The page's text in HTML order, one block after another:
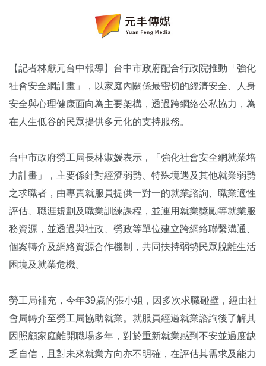
【記者林獻元台中報導】台中市政府配合行政院推動「強化
社會安全網計畫」，以家庭內關係最密切的經濟安全、人身
安全與心理健康面向為主要架構，透過跨網絡公私協力，為
在人生低谷的民眾提供多元化的支持服務。
台中市政府勞工局長林淑媛表示，「強化社會安全網就業培
力計畫」，主要係針對經濟弱勢、特殊境遇及其他就業弱勢
之求職者，由專責就服員提供一對一的就業諮詢、職業適性
評估、職涯規劃及職業訓練課程，並運用就業獎勵等就業服
務資源，並透過與社政、勞政等單位建立跨網絡聯繫溝通、
個案轉介及網絡資源合作機制，共同扶持弱勢民眾脫離生活
困境及就業危機。
勞工局補充，今年39歲的張小姐，因多次求職碰壁，經由社
會局轉介至勞工局協助就業。就服員經過就業諮詢後了解其
因照顧家庭離開職場多年，對於重新就業感到不安並過度缺
乏自信，且對未來就業方向亦不明確，在評估其需求及能力